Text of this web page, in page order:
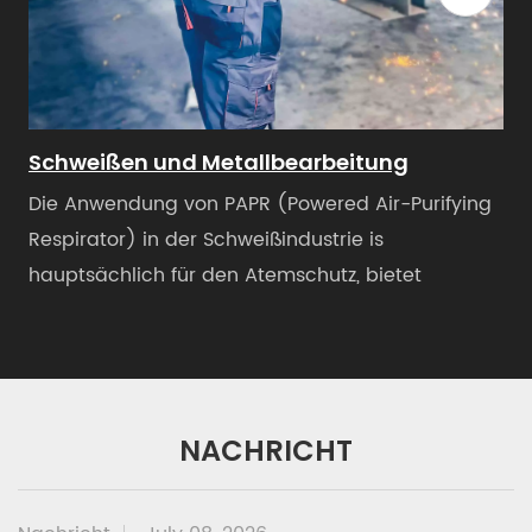
Schweißen und Metallbearbeitung
Die Anwendung von PAPR (Powered Air-Purifying
Respirator) in der Schweißindustrie is
hauptsächlich für den Atemschutz, bietet
verbessern. Erstens ist unser PAPR sehr leicht,
lediglich 820g. - Bereitstellung von Atemschutz:
Beim Schweißen entstehen große Mengen an
Rauch und schädlichen Gasen, wie
NACHRICHT